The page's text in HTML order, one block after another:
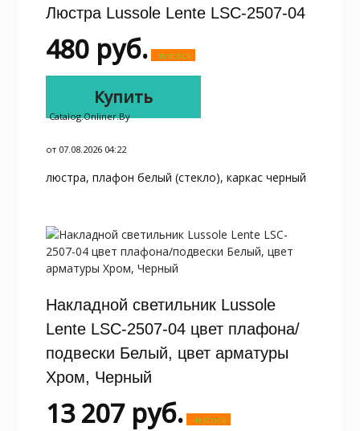
Люстра Lussole Lente LSC-2507-04
480 руб. in stock
Купить
Catalog.onliner.by
от 07.08.2026 04:22
люстра, плафон белый (стекло), каркас черный
Накладной светильник Lussole
Lente LSC-2507-04 цвет плафона/
подвески Белый, цвет арматуры
Хром, Черный
13 207 руб. in stock